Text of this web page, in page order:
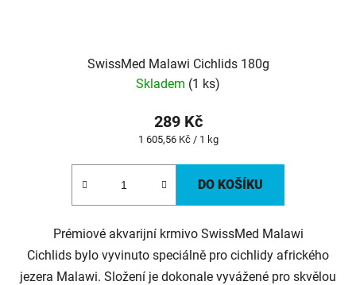
SwissMed Malawi Cichlids 180g
Skladem (1 ks)
289 Kč
Měrná
1 605,56 Kč / 1 kg
DO KOŠÍKU
Prémiové akvarijní krmivo SwissMed Malawi
Cichlids bylo vyvinuto speciálně pro cichlidy afrického
jezera Malawi. Složení je dokonale vyvážené pro skvělou